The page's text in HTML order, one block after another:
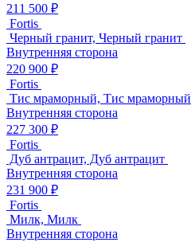
211 500 ₽
Fortis
Черный гранит, Черный гранит
Внутренняя сторона
220 900 ₽
Fortis
Тис мраморный, Тис мраморный
Внутренняя сторона
227 300 ₽
Fortis
Дуб антрацит, Дуб антрацит
Внутренняя сторона
231 900 ₽
Fortis
Милк, Милк
Внутренняя сторона